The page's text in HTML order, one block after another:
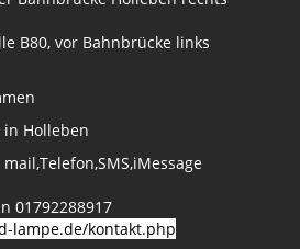
B80, vor Bahnbrücke links
in Holleben
01792288917
lampe.de/kontakt.php